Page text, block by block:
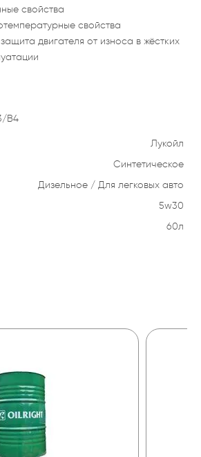
свойства
свойства
двигателя от износа в жёстких
B4
Лукойл
Синтетическое
Дизельное Для легковых авто
5w30
60л